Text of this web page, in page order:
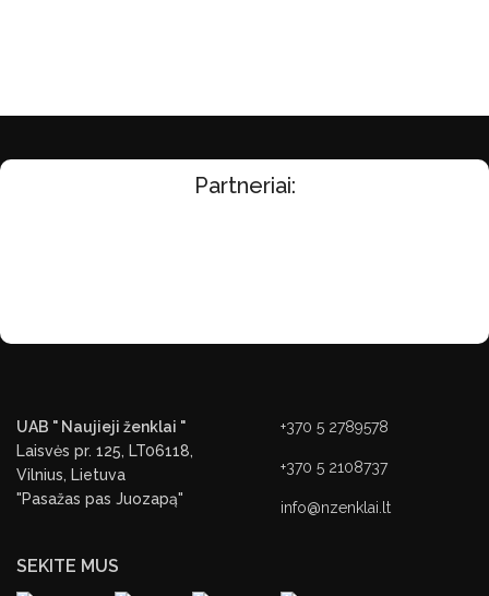
Partneriai:
UAB " Naujieji ženklai "
Laisvės pr. 125, LT06118,
Vilnius, Lietuva
"Pasažas pas Juozapą"
+370 5 2789578
+370 5 2108737
info@nzenklai.lt
SEKITE MUS